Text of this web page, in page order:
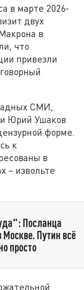
в марте 2026-
двух
в
что
привезли
СМИ,
Юрий Ушаков
форме.
к
в
– извольте
Посланца
Путин всё
просто